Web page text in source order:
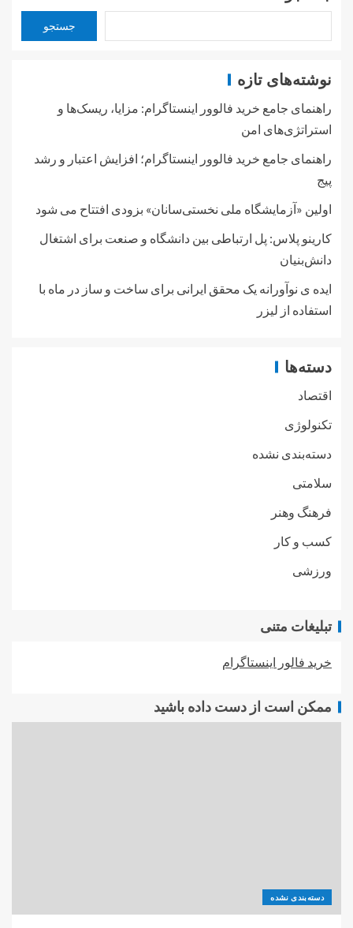
جستجو
نوشته‌های تازه
راهنمای جامع خرید فالوور اینستاگرام: مزایا، ریسک‌ها و
استراتژی‌های امن
راهنمای جامع خرید فالوور اینستاگرام؛ افزایش اعتبار و رشد
پیج
اولین «آزمایشگاه ملی نخستی‌سانان» بزودی افتتاح می شود
کارینو پلاس: پل ارتباطی بین دانشگاه و صنعت برای اشتغال
دانش‌بنیان
ایده ی نوآورانه یک محقق ایرانی برای ساخت و ساز در ماه با
استفاده از لیزر
دسته‌ها
اقتصاد
تکنولوژی
دسته‌بندی نشده
سلامتی
فرهنگ وهنر
کسب و کار
ورزشی
تبلیغات متنی
خرید فالور اینستاگرام
ممکن است از دست داده باشید
دسته‌بندی نشده